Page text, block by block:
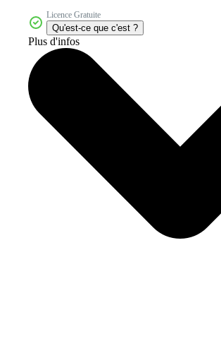
Licence Gratuite
Qu'est-ce que c'est ?
Plus d'infos